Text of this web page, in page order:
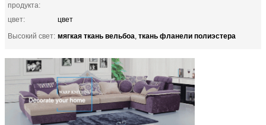
продукта:
цвет:
цвет
Высокий свет: мягкая ткань вельбоа, ткань фланели полиэстера